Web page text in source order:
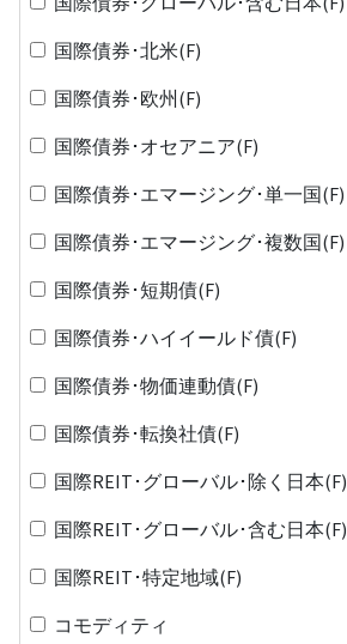
国際債券･北米(F)
国際債券･欧州(F)
国際債券･オセアニア(F)
国際債券･エマージング･単一国(F)
国際債券･エマージング･複数国(F)
国際債券･短期債(F)
国際債券･ハイイールド債(F)
国際債券･物価連動債(F)
国際債券･転換社債(F)
国際REIT･グローバル･除く日本(F)
国際REIT･グローバル･含む日本(F)
国際REIT･特定地域(F)
コモディティ